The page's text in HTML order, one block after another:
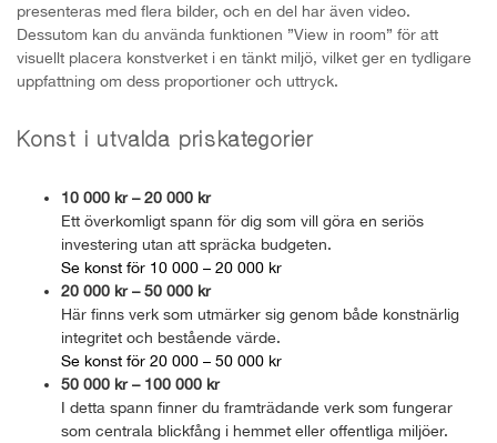
presenteras med flera bilder, och en del har även video.
Dessutom kan du använda funktionen ”View in room” för att
visuellt placera konstverket i en tänkt miljö, vilket ger en tydligare
uppfattning om dess proportioner och uttryck.
Konst i utvalda priskategorier
10 000 kr – 20 000 kr
Ett överkomligt spann för dig som vill göra en seriös
investering utan att spräcka budgeten.
Se konst för 10 000 – 20 000 kr
20 000 kr – 50 000 kr
Här finns verk som utmärker sig genom både konstnärlig
integritet och bestående värde.
Se konst för 20 000 – 50 000 kr
50 000 kr – 100 000 kr
I detta spann finner du framträdande verk som fungerar
som centrala blickfång i hemmet eller offentliga miljöer.